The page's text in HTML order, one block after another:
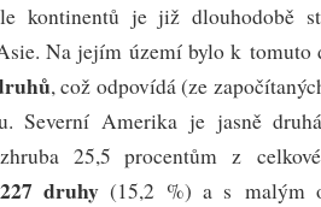
kontinentů je již dlouhodobě
Na jejím území bylo k tomuto
, což odpovídá (ze
Severní Amerika je jasně
25,5 procentům z
227 druhy (15,2 %) a s malým